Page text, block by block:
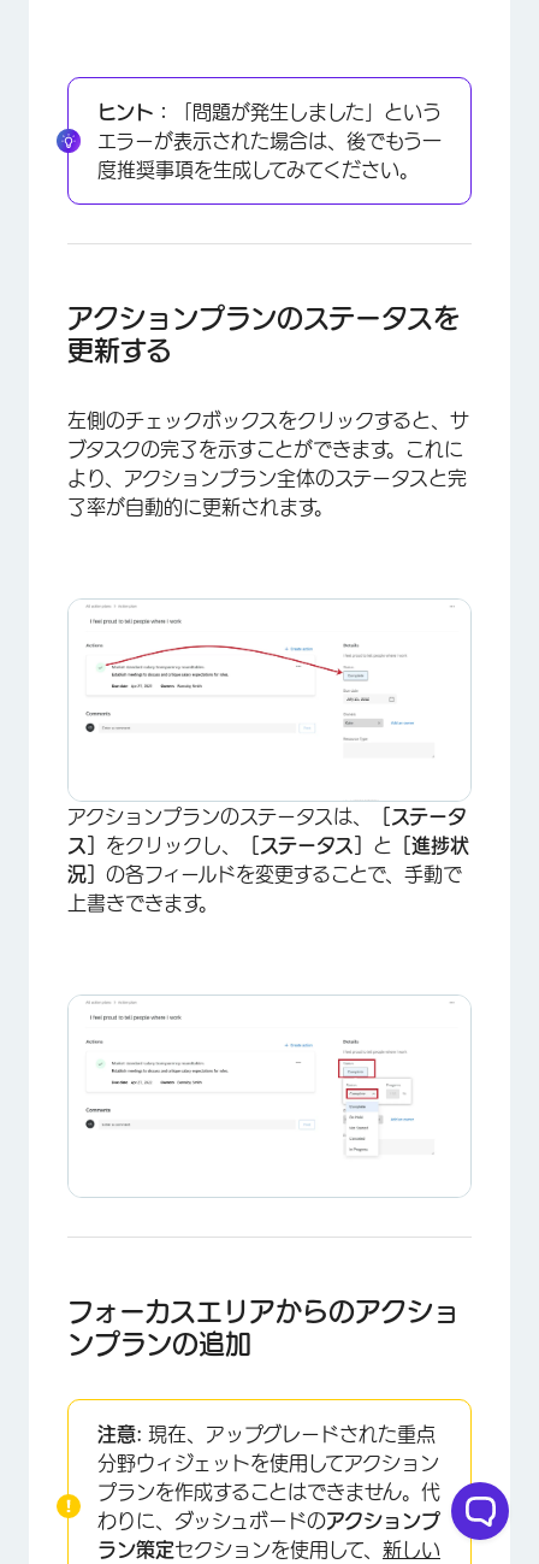
ヒント：
「問題が発生しました」という
エラーが表示された場合は、後でもう一
度推奨事項を生成してみてください。
アクションプランのステータスを
更新する
左側のチェックボックスをクリックすると、サ
ブタスクの完了を示すことができます。これに
より、アクションプラン全体のステータスと完
了率が自動的に更新されます。
アクションプランのステータスは、
［ステータ
ス］ をクリックし、 ［ステータス］ と
［進捗状
況］ の各フィールドを変更することで、手動で
上書きできます。
フォーカスエリアからのアクショ
ンプランの追加
注意: 現在、アップグレードされた重点
分野ウィジェットを使用してアクション
プランを作成することはできません。代
わりに、ダッシュボードのアクションプ
ラン策定セクションを使用して、 新しい